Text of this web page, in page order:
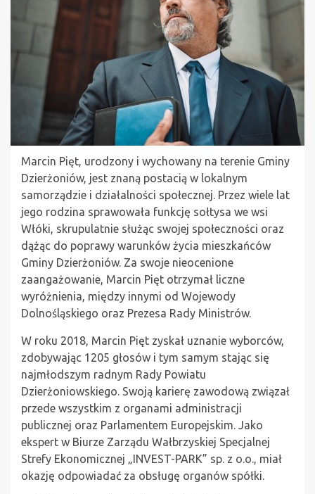
Marcin Pięt, urodzony i wychowany na terenie Gminy
Dzierżoniów, jest znaną postacią w lokalnym
samorządzie i działalności społecznej. Przez wiele lat
jego rodzina sprawowała funkcję sołtysa we wsi
Włóki, skrupulatnie służąc swojej społeczności oraz
dążąc do poprawy warunków życia mieszkańców
Gminy Dzierżoniów. Za swoje nieocenione
zaangażowanie, Marcin Pięt otrzymał liczne
wyróżnienia, między innymi od Wojewody
Dolnośląskiego oraz Prezesa Rady Ministrów.
W roku 2018, Marcin Pięt zyskał uznanie wyborców,
zdobywając 1205 głosów i tym samym stając się
najmłodszym radnym Rady Powiatu
Dzierżoniowskiego. Swoją karierę zawodową związał
przede wszystkim z organami administracji
publicznej oraz Parlamentem Europejskim. Jako
ekspert w Biurze Zarządu Wałbrzyskiej Specjalnej
Strefy Ekonomicznej „INVEST-PARK” sp. z o.o., miał
okazję odpowiadać za obsługę organów spółki.